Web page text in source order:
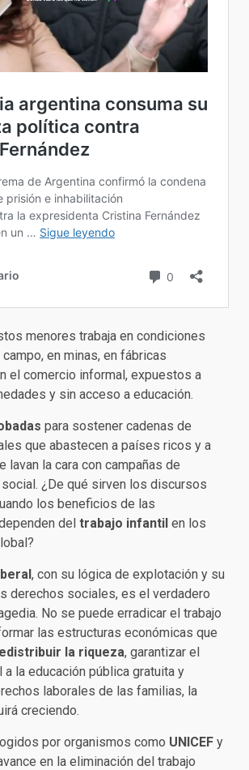
menores trabaja en condiciones
campo, en minas, en fábricas
el comercio informal, expuestos a
y sin acceso a educación.
para sostener cadenas de
que abastecen a países ricos y a
lavan la cara con campañas de
¿De qué sirven los discursos
los beneficios de las
del trabajo infantil en los
, con su lógica de explotación y su
derechos sociales, es el verdadero
No se puede erradicar el trabajo
las estructuras económicas que
la riqueza, garantizar el
la educación pública gratuita y
laborales de las familias, la
creciendo.
por organismos como UNICEF y
en la eliminación del trabajo